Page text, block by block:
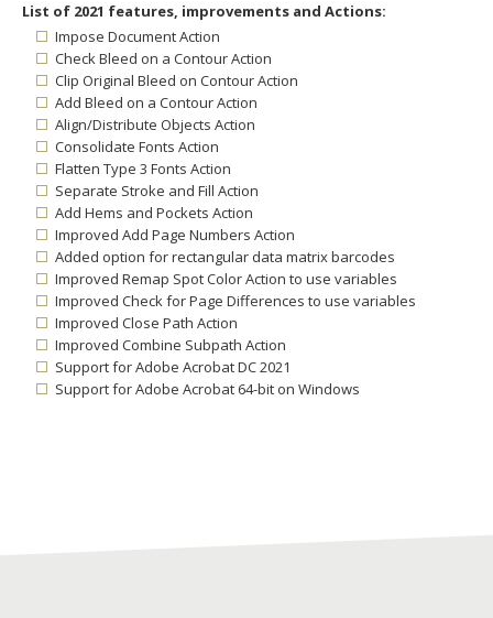
List of 2021 features, improvements and Actions:
Impose Document Action
Check Bleed on a Contour Action
Clip Original Bleed on Contour Action
Add Bleed on a Contour Action
Align/Distribute Objects Action
Consolidate Fonts Action
Flatten Type 3 Fonts Action
Separate Stroke and Fill Action
Add Hems and Pockets Action
Improved Add Page Numbers Action
Added option for rectangular data matrix barcodes
Improved Remap Spot Color Action to use variables
Improved Check for Page Differences to use variables
Improved Close Path Action
Improved Combine Subpath Action
Support for Adobe Acrobat DC 2021
Support for Adobe Acrobat 64-bit on Windows